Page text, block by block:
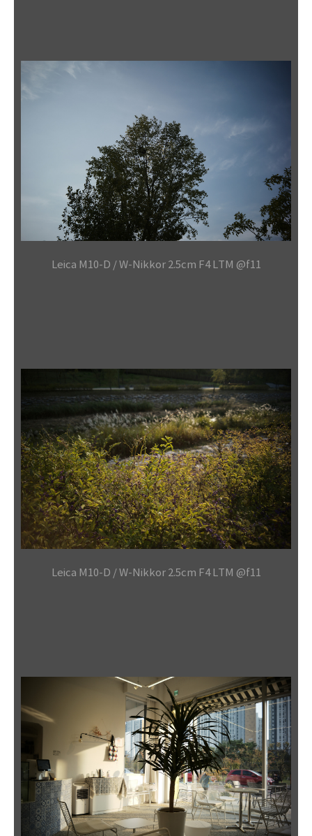
Leica M10-D / W-Nikkor 2.5cm F4 LTM @f11
Leica M10-D / W-Nikkor 2.5cm F4 LTM @f11